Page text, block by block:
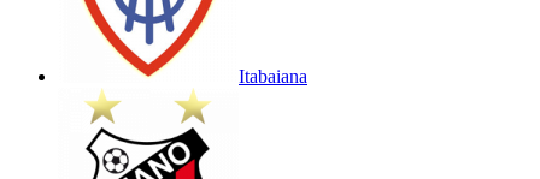
Itabaiana